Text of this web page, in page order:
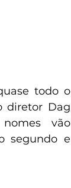
todo o
diretor Dag
vão